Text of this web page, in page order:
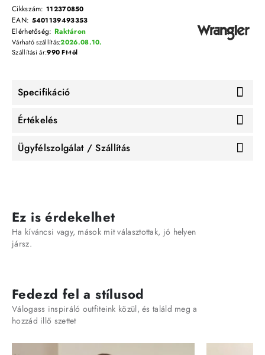
Cikkszám: 112370850
EAN: 5401139493353
Elérhetőség: Raktáron
Várható szállítás:2026.08.10.
Szállítási ár:990 Ft-tól
Specifikáció
Értékelés
Ügyfélszolgálat / Szállítás
Ez is érdekelhet
Ha kíváncsi vagy, mások mit választottak, jó helyen
jársz.
Fedezd fel a stílusod
Válogass inspiráló outfiteink közül, és találd meg a
hozzád illő szettet